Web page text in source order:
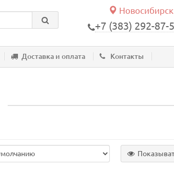
Новосибирск
+7 (383) 292-87-
Доставка и оплата Контакты